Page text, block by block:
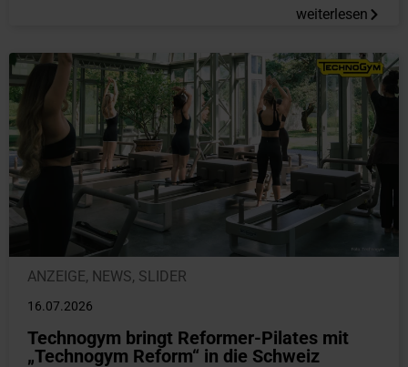
weiterlesen
ANZEIGE, NEWS, SLIDER
16.07.2026
Technogym bringt Reformer-Pilates mit
„Technogym Reform“ in die Schweiz